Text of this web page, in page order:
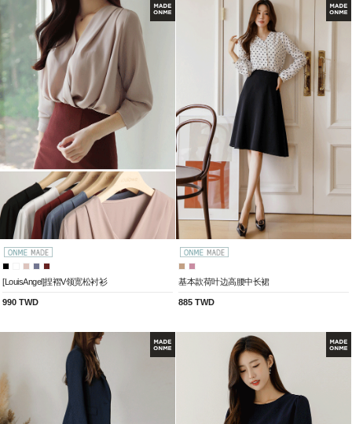
[LouisAngel]捏褶V领宽松衬衫
990 TWD
基本款荷叶边高腰中长裙
885 TWD